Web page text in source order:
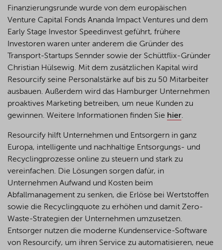
Finanzierungsrunde wurde von dem europäischen
Venture Capital Fonds Ananda Impact Ventures und dem
Early Stage Investor Speedinvest geführt, frühere
Investoren waren unter anderem die Gründer des
Transport-Startups Sennder sowie der Schüttflix-Gründer
Christian Hülsewig. Mit dem zusätzlichen Kapital wird
Resourcify seine Personalstärke auf bis zu 50 Mitarbeiter
ausbauen. Außerdem wird das Hamburger Unternehmen
proaktives Marketing betreiben, um neue Kunden zu
gewinnen. Weitere Informationen finden Sie hier.
Resourcify hilft Unternehmen und Entsorgern in ganz
Europa, intelligente und nachhaltige Entsorgungs- und
Recyclingprozesse online zu steuern und stark zu
vereinfachen. Die Lösungen sorgen dafür, in
Unternehmen Aufwand und Kosten beim
Abfallmanagement zu senken, die Erlöse bei Wertstoffen
sowie die Recyclingquote zu erhöhen und damit Zero-
Waste-Strategien der Unternehmen umzusetzen.
Entsorger nutzen die moderne Kundenservice-Software
von Resourcify, um ihren Service zu automatisieren, neue